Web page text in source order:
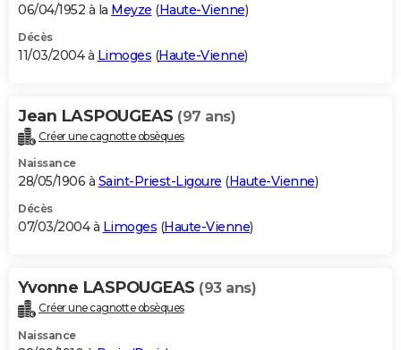
06/04/1952 à la Meyze (Haute-Vienne)
Décès
11/03/2004 à Limoges (Haute-Vienne)
Jean LASPOUGEAS (97 ans)
Créer une cagnotte obsèques
Naissance
28/05/1906 à Saint-Priest-Ligoure (Haute-Vienne)
Décès
07/03/2004 à Limoges (Haute-Vienne)
Yvonne LASPOUGEAS (93 ans)
Créer une cagnotte obsèques
Naissance